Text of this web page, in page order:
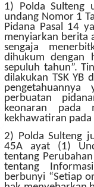
1) Polda Sulteng
undang Nomor 1
Pidana Pasal 14
menyiarkan berita
sengaja
dihukum dengan
sepuluh tahun”.
dilakukan TSK YB
perbuatan
keonaran pada
kekhawatiran
2) Polda Sulteng
45A ayat (1)
tentang
tentang
berbunyi “Setiap